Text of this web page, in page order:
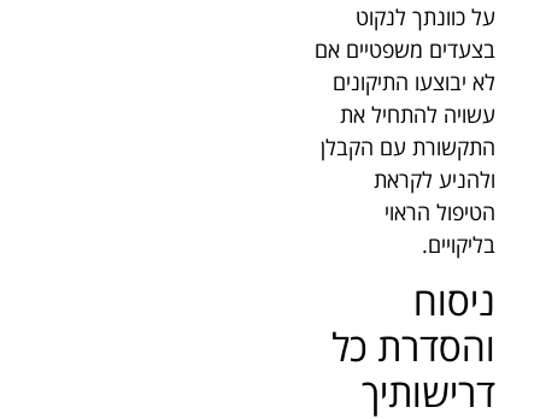
על כוונתך לנקוט
בצעדים משפטיים אם
לא יבוצעו התיקונים
עשויה להתחיל את
התקשורת עם הקבלן
ולהניע לקראת
הטיפול הראוי
בליקויים.
ניסוח
והסדרת כל
דרישותיך